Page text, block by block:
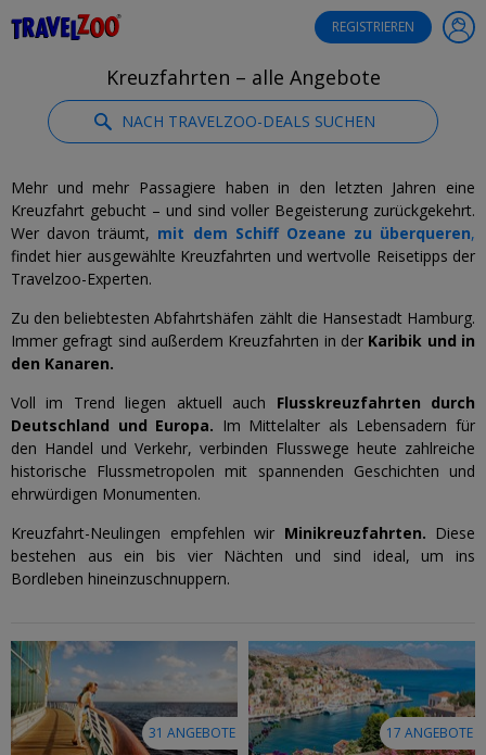
REGISTRIEREN
Kreuzfahrten – alle Angebote
NACH TRAVELZOO-DEALS SUCHEN
Mehr und mehr Passagiere haben in den letzten Jahren eine
Kreuzfahrt gebucht – und sind voller Begeisterung zurückgekehrt.
Wer davon träumt, mit dem Schiff Ozeane zu überqueren,
findet hier ausgewählte Kreuzfahrten und wertvolle Reisetipps der
Travelzoo-Experten.
Zu den beliebtesten Abfahrtshäfen zählt die Hansestadt Hamburg.
Immer gefragt sind außerdem Kreuzfahrten in der Karibik und in
den Kanaren.
Voll im Trend liegen aktuell auch Flusskreuzfahrten durch
Deutschland und Europa. Im Mittelalter als Lebensadern für
den Handel und Verkehr, verbinden Flusswege heute zahlreiche
historische Flussmetropolen mit spannenden Geschichten und
ehrwürdigen Monumenten.
Kreuzfahrt-Neulingen empfehlen wir Minikreuzfahrten. Diese
bestehen aus ein bis vier Nächten und sind ideal, um ins
Bordleben hineinzuschnuppern.
31 ANGEBOTE 17 ANGEBOTE